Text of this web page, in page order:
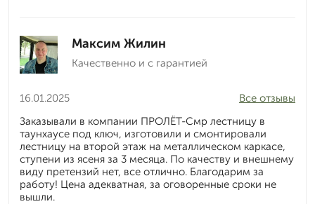
Максим Жилин
Качественно и с гарантией
16.01.2025
Все отзывы
Заказывали в компании ПРОЛЁТ-Смр лестницу в
таунхаусе под ключ, изготовили и смонтировали
лестницу на второй этаж на металлическом каркасе,
ступени из ясеня за 3 месяца. По качеству и внешнему
виду претензий нет, все отлично. Благодарим за
работу! Цена адекватная, за оговоренные сроки не
вышли.